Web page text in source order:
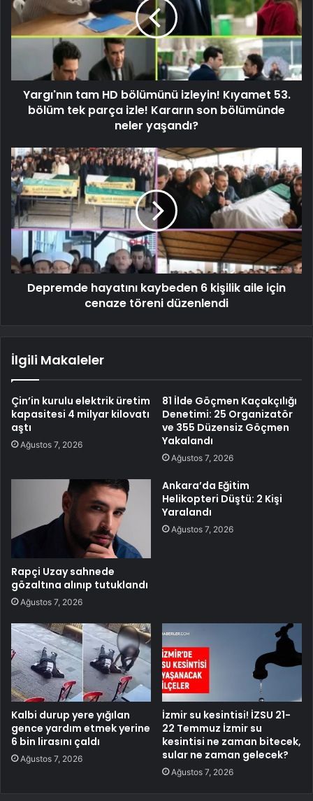
Yargı'nın tam HD bölümünü izleyin! Kıyamet 53.
bölüm tek parça izle! Kararın son bölümünde
neler yaşandı?
Depremde hayatını kaybeden 6 kişilik aile için
cenaze töreni düzenlendi
İlgili Makaleler
Çin’in kurulu elektrik üretim
kapasitesi 4 milyar kilovatı
aştı
Ağustos 7, 2026
81 İlde Göçmen Kaçakçılığı
Denetimi: 25 Organizatör
ve 355 Düzensiz Göçmen
Yakalandı
Ağustos 7, 2026
Rapçi Uzay sahnede
gözaltına alınıp tutuklandı
Ağustos 7, 2026
Ankara’da Eğitim
Helikopteri Düştü: 2 Kişi
Yaralandı
Ağustos 7, 2026
Kalbi durup yere yığılan
gence yardım etmek yerine
6 bin lirasını çaldı
Ağustos 7, 2026
İzmir su kesintisi! İZSU 21-
22 Temmuz İzmir su
kesintisi ne zaman bitecek,
sular ne zaman gelecek?
Ağustos 7, 2026